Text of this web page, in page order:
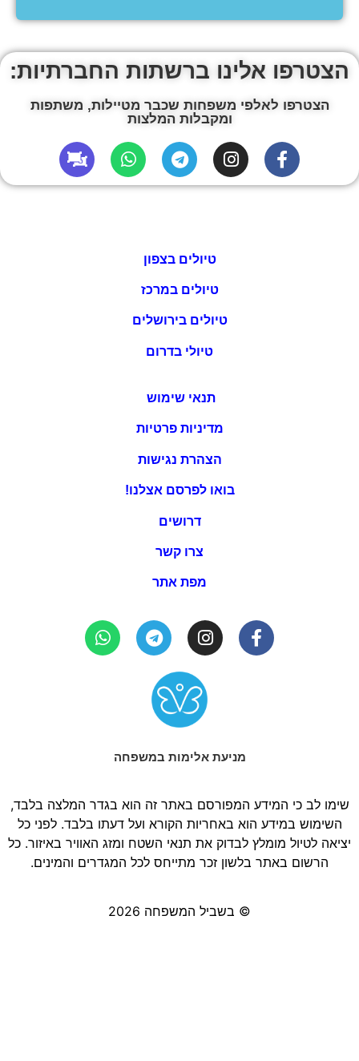
הצטרפו אלינו ברשתות החברתיות:
הצטרפו לאלפי משפחות שכבר מטיילות, משתפות
ומקבלות המלצות
טיולים בצפון
טיולים במרכז
טיולים בירושלים
טיולי בדרום
תנאי שימוש
מדיניות פרטיות
הצהרת נגישות
בואו לפרסם אצלנו!
דרושים
צרו קשר
מפת אתר
מניעת אלימות במשפחה
שימו לב כי המידע המפורסם באתר זה הוא בגדר המלצה בלבד,
השימוש במידע הוא באחריות הקורא ועל דעתו בלבד. לפני כל
יציאה לטיול מומלץ לבדוק את תנאי השטח ומזג האוויר באיזור. כל
הרשום באתר בלשון זכר מתייחס לכל המגדרים והמינים.
© בשביל המשפחה 2026